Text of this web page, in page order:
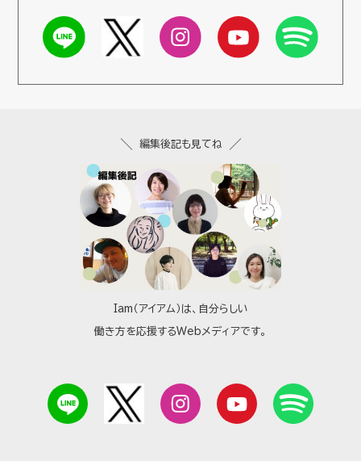
Iam（アイアム）は、自分らしい
働き方を応援するWebメディアです。
編集後記も見てね